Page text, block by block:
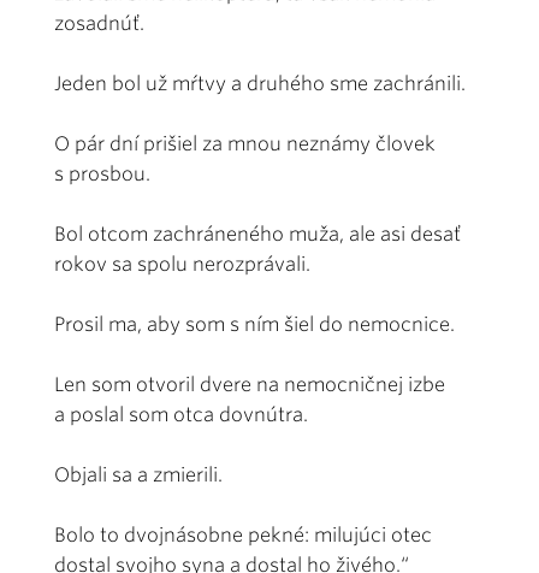
zosadnúť.
Jeden bol už mŕtvy a druhého sme zachránili.
O pár dní prišiel za mnou neznámy človek
s pros­bou.
Bol otcom zachráneného muža, ale asi desať
rokov sa spolu nerozprávali.
Prosil ma, aby som s ním šiel do nemocnice.
Len som otvoril dvere na nemocničnej izbe
a poslal som otca dovnútra.
Objali sa a zmierili.
Bolo to dvojnásobne pekné: milujúci otec
dostal svojho syna a dostal ho živého.“